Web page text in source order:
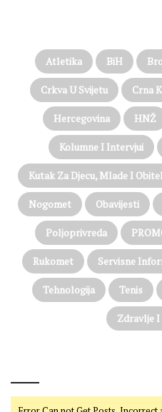
Atletika BiH
Crkva U Svijetu Crna
Hercegovina HNŽ
Kolumne I Intervjui
Kutak Za Djecu, Mlade I
Nogomet Obavijesti
Poljoprivreda
Rukomet Servisne
Tehnologija Tenis
Zdravlje